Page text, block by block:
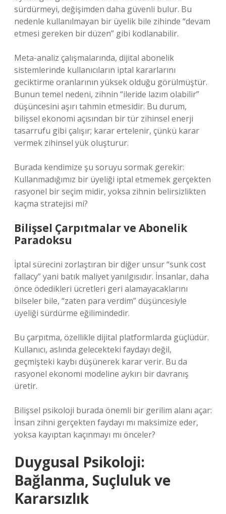
sürdürmeyi, değişimden daha güvenli bulur. Bu
nedenle kullanılmayan bir üyelik bile zihinde “devam
etmesi gereken bir düzen” gibi kodlanabilir.
Meta-analiz çalışmalarında, dijital abonelik
sistemlerinde kullanıcıların iptal kararlarını
geciktirme oranlarının yüksek olduğu görülmüştür.
Bunun temel nedeni, zihnin “ileride lazım olabilir”
düşüncesini aşırı tahmin etmesidir. Bu durum,
bilişsel ekonomi açısından bir tür zihinsel enerji
tasarrufu gibi çalışır; karar ertelenir, çünkü karar
vermek zihinsel yük oluşturur.
Burada kendimize şu soruyu sormak gerekir:
Kullanmadığımız bir üyeliği iptal etmemek gerçekten
rasyonel bir seçim midir, yoksa zihnin belirsizlikten
kaçma stratejisi mi?
Bilişsel Çarpıtmalar ve Abonelik
Paradoksu
İptal sürecini zorlaştıran bir diğer unsur “sunk cost
fallacy” yani batık maliyet yanılgısıdır. İnsanlar, daha
önce ödedikleri ücretleri geri alamayacaklarını
bilseler bile, “zaten para verdim” düşüncesiyle
üyeliği sürdürme eğilimindedir.
Bu çarpıtma, özellikle dijital platformlarda güçlüdür.
Kullanıcı, aslında gelecekteki faydayı değil,
geçmişteki kaybı düşünerek karar verir. Bu da
rasyonel ekonomi modeline aykırı bir davranış
üretir.
Bilişsel psikoloji burada önemli bir gerilim alanı açar:
İnsan zihni gerçekten faydayı mı maksimize eder,
yoksa kayıptan kaçınmayı mı önceler?
Duygusal Psikoloji:
Bağlanma, Suçluluk ve
Kararsızlık